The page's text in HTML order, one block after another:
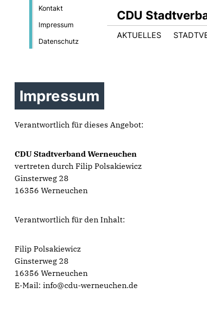
Kontakt
Impressum
Datenschutz
CDU
AKTUELLES
Impressum
Verantwortlich für dieses Angebot:
CDU Stadtverband Werneuchen
vertreten durch Filip Polsakiewicz
Ginsterweg 28
16356 Werneuchen
Verantwortlich für den Inhalt:
Filip Polsakiewicz
Ginsterweg 28
16356 Werneuchen
E-Mail: info@cdu-werneuchen.de